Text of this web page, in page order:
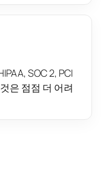
SOC 2, PCI
은 점점 더 어려